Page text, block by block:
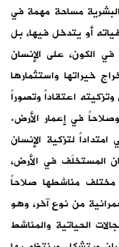
مساحة مهمة في
أو يتدخل فيها، بل
الكون، على الإنسان
خيراتها واستثمارها
اعتقاداً وتصوراً
في إعمار الأرض.
لتزكية الإنسان
المستخلَف في الأرض،
مختلف مناشطها صلاحاً
من نوع آخر، وهو
الحياتية والمناشط